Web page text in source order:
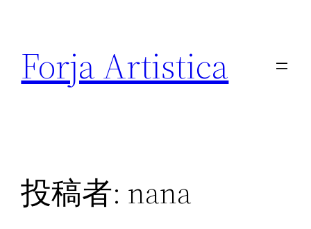
Forja Artistica
投稿者: nana